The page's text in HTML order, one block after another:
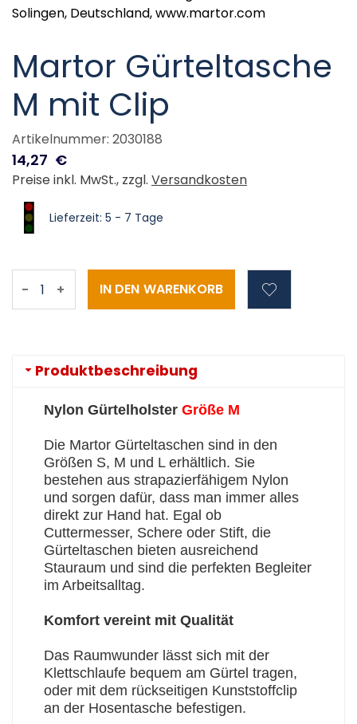
Solingen, Deutschland, www.martor.com
Martor Gürteltasche
M mit Clip
Artikelnummer: 2030188
14,27 €
Preise inkl. MwSt., zzgl. Versandkosten
Lieferzeit: 5 - 7 Tage
- +
Produktbeschreibung
Nylon Gürtelholster Größe M
Die Martor Gürteltaschen sind in den
Größen S, M und L erhältlich. Sie
bestehen aus strapazierfähigem Nylon
und sorgen dafür, dass man immer alles
direkt zur Hand hat. Egal ob
Cuttermesser, Schere oder Stift, die
Gürteltaschen bieten ausreichend
Stauraum und sind die perfekten Begleiter
im Arbeitsalltag.
Komfort vereint mit Qualität
Das Raumwunder lässt sich mit der
Klettschlaufe bequem am Gürtel tragen,
oder mit dem rückseitigen Kunststoffclip
an der Hosentasche befestigen.